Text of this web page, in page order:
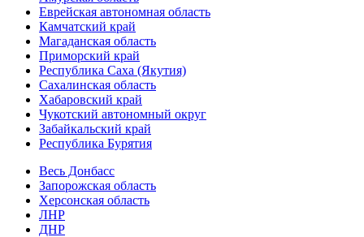
Еврейская автономная область
Камчатский край
Магаданская область
Приморский край
Республика Саха (Якутия)
Сахалинская область
Хабаровский край
Чукотский автономный округ
Забайкальский край
Республика Бурятия
Весь Донбасс
Запорожская область
Херсонская область
ЛНР
ДНР